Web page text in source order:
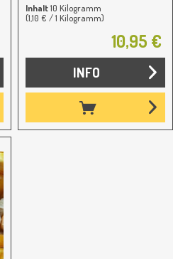
Inhalt10 Kilogramm
(1,10 € / 1 Kilogramm)
10,95 €
INFO